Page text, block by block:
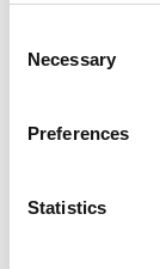
Selection
Necessary
Preferences
Statistics
affiches
formats. Nous